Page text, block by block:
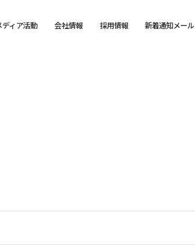
ディア活動 会社情報 採用情報 新着通知メール